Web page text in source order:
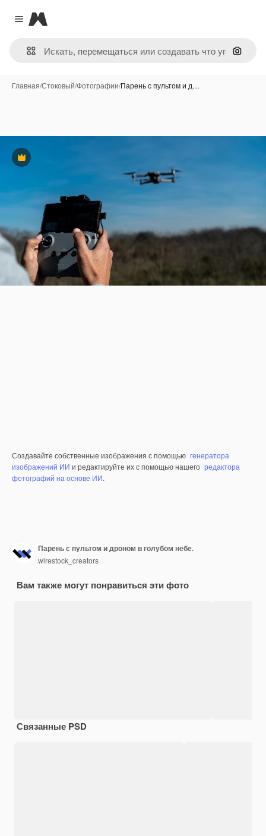
Close menu
Magnific
Поиск
Главная/Стоковый/Фотографии/Парень с пультом и д…
Премиум
Создавайте собственные изображения с помощью генератора
изображений ИИ и редактируйте их с помощью нашего редактора
фотографий на основе ИИ.
Парень с пультом и дроном в голубом небе.
wirestock_creators
Вам также могут понравиться эти фото
Связанные PSD